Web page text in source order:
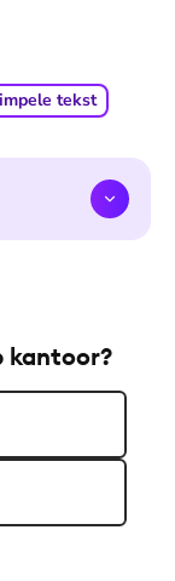
tekst
kantoor?